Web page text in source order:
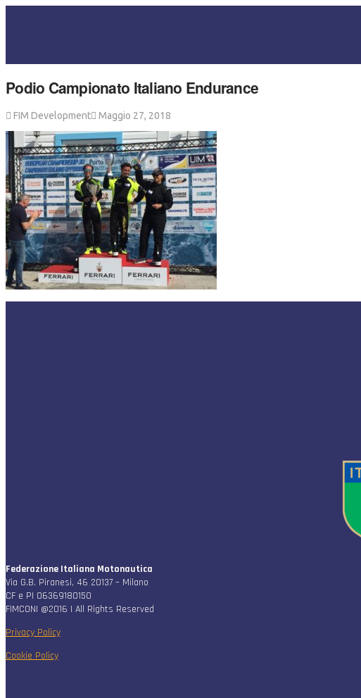
Podio Campionato Italiano Endurance
FIM Development Maggio 27, 2018
Federazione Italiana Motonautica
Via G.B. Piranesi, 46 20137 – Milano
CF e PI 06369180150
FIMCONI @2016 | All Rights Reserved
Privacy Policy
Cookie Policy